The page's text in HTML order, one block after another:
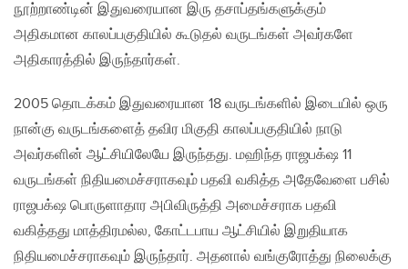
நூற்றாண்டின் இதுவரையான இரு தசாப்தங்களுக்கும்
அதிகமான காலப்பகுதியில் கூடுதல் வருடங்கள் அவர்களே
அதிகாரத்தில் இருந்தார்கள்.
2005 தொடக்கம் இதுவரையான 18 வருடங்களில் இடையில் ஒரு
நான்கு வருடங்களைத் தவிர மிகுதி காலப்பகுதியில் நாடு
அவர்களின் ஆட்சியிலேயே இருந்தது. மஹிந்த ராஜபக்‌ஷ 11
வருடங்கள் நிதியமைச்சராகவும் பதவி வகித்த அதேவேளை பசில்
ராஜபக்‌ஷ பொருளாதார அபிவிருத்தி அமைச்சராக பதவி
வகித்தது மாத்திரமல்ல, கோட்டபாய ஆட்சியில் இறுதியாக
நிதியமைச்சராகவும் இருந்தார். அதனால் வங்குரோத்து நிலைக்கு